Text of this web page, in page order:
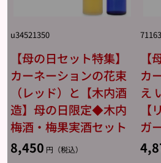
u34521350
【母の日セット特集】
カーネーションの花束
（レッド）と【木内酒
造】母の日限定◆木内
梅酒・梅果実酒セット
8,450 円（税込）
【
カ
え
【
ガ